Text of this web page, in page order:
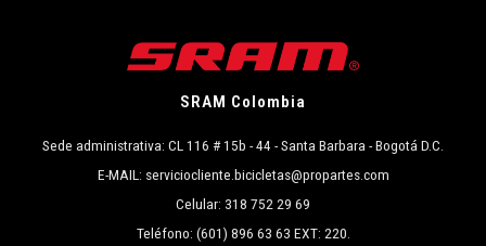
SRAM Colombia
Sede administrativa: CL 116 # 15b - 44 - Santa Barbara - Bogotá D.C.
E-MAIL: serviciocliente.bicicletas@propartes.com
Celular: 318 752 29 69
Teléfono: (601) 896 63 63 EXT: 220.